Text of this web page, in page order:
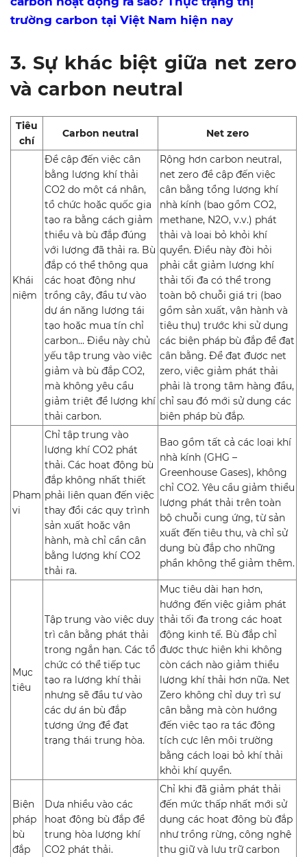
trường carbon tại Việt Nam hiện nay
3. Sự khác biệt giữa net zero
và carbon neutral
Tiêu
chí
Carbon neutral Net zero
Khái
niệm
Đề cập đến việc cân
bằng lượng khí thải
CO2 do một cá nhân,
tổ chức hoặc quốc gia
tạo ra bằng cách giảm
thiểu và bù đắp đúng
với lượng đã thải ra. Bù
đắp có thể thông qua
các hoạt động như
trồng cây, đầu tư vào
dự án năng lượng tái
tạo hoặc mua tín chỉ
carbon… Điều này chủ
yếu tập trung vào việc
giảm và bù đắp CO2,
mà không yêu cầu
giảm triệt để lượng khí
thải carbon.
Rộng hơn carbon neutral,
net zero đề cập đến việc
cân bằng tổng lượng khí
nhà kính (bao gồm CO2,
methane, N2O, v.v.) phát
thải và loại bỏ khỏi khí
quyển. Điều này đòi hỏi
phải cắt giảm lượng khí
thải tối đa có thể trong
toàn bộ chuỗi giá trị (bao
gồm sản xuất, vận hành và
tiêu thụ) trước khi sử dụng
các biện pháp bù đắp để đạt
cân bằng. Để đạt được net
zero, việc giảm phát thải
phải là trọng tâm hàng đầu,
chỉ sau đó mới sử dụng các
biện pháp bù đắp.
Phạm
vi
Chỉ tập trung vào
lượng khí CO2 phát
thải. Các hoạt động bù
đắp không nhất thiết
phải liên quan đến việc
thay đổi các quy trình
sản xuất hoặc vận
hành, mà chỉ cần cân
bằng lượng khí CO2
thải ra.
Bao gồm tất cả các loại khí
nhà kính (GHG –
Greenhouse Gases), không
chỉ CO2. Yêu cầu giảm thiểu
lượng phát thải trên toàn
bộ chuỗi cung ứng, từ sản
xuất đến tiêu thụ, và chỉ sử
dụng bù đắp cho những
phần không thể giảm thêm.
Mục
tiêu
Tập trung vào việc duy
trì cân bằng phát thải
trong ngắn hạn. Các tổ
chức có thể tiếp tục
tạo ra lượng khí thải
nhưng sẽ đầu tư vào
các dự án bù đắp
tương ứng để đạt
trạng thái trung hòa.
Mục tiêu dài hạn hơn,
hướng đến việc giảm phát
thải tối đa trong các hoạt
động kinh tế. Bù đắp chỉ
được thực hiện khi không
còn cách nào giảm thiểu
lượng khí thải hơn nữa. Net
Zero không chỉ duy trì sự
cân bằng mà còn hướng
đến việc tạo ra tác động
tích cực lên môi trường
bằng cách loại bỏ khí thải
khỏi khí quyển.
Biện
pháp
bù
đắp
Dựa nhiều vào các
hoạt động bù đắp để
trung hòa lượng khí
CO2 phát thải.
Chỉ khi đã giảm phát thải
đến mức thấp nhất mới sử
dụng các hoạt động bù đắp
như trồng rừng, công nghệ
thu giữ và lưu trữ carbon